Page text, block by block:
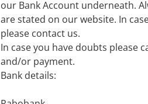
our Bank Account underneath.
are stated on our website. In
please contact us.
In case you have doubts please
and/or payment.
Bank details: